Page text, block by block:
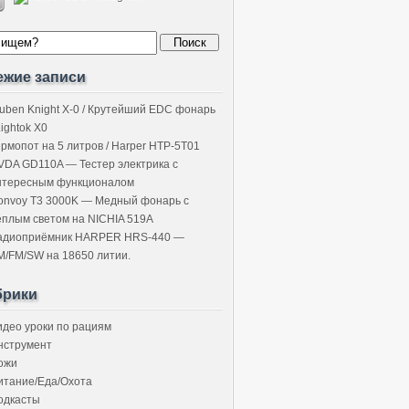
записи
Knight X-0 / Крутейший EDC фонарь
X0
на 5 литров / Harper HTP-5T01
GD110A — Тестер электрика с
функционалом
T3 3000K — Медный фонарь с
светом на NICHIA 519A
HARPER HRS-440 —
FM/SW на 18650 литии.
уроки по рациям
Еда/Охота